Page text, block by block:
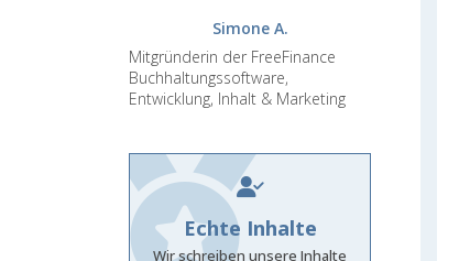
Simone A.
Mitgründerin der FreeFinance
Buchhaltungssoftware,
Entwicklung, Inhalt & Marketing
Echte Inhalte
Wir schreiben unsere Inhalte